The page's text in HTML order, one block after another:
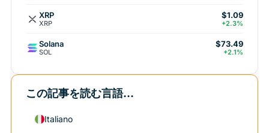
XRP
XRP
$1.09
+2.3%
Solana
SOL
$73.49
+2.1%
この記事を読む言語...
Italiano